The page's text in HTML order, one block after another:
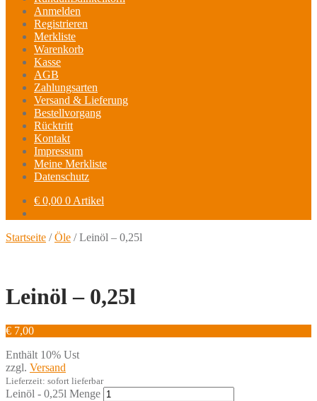
Anmelden
Registrieren
Merkliste
Warenkorb
Kasse
AGB
Zahlungsarten
Versand & Lieferung
Bestellvorgang
Rücktritt
Kontakt
Impressum
Meine Merkliste
Datenschutz
€ 0,00 0 Artikel
Startseite /Öle / Leinöl – 0,25l
Leinöl – 0,25l
€ 7,00
Enthält 10% Ust
zzgl. Versand
Lieferzeit: sofort lieferbar
Leinöl - 0,25l Menge